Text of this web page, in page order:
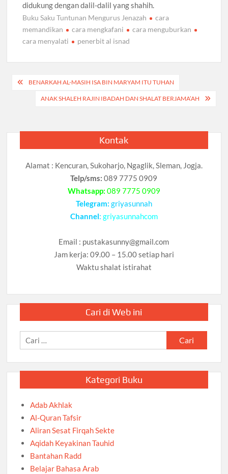
didukung dengan dalil-dalil yang shahih.
Buku Saku Tuntunan Mengurus Jenazah
cara
memandikan
cara mengkafani
cara menguburkan
cara menyalati
penerbit al isnad
Navigasi
BENARKAH AL-MASIH ISA BIN MARYAM ITU TUHAN
ANAK SHALEH RAJIN IBADAH DAN SHALAT BERJAMA’AH
Kontak
Alamat : Kencuran, Sukoharjo, Ngaglik, Sleman, Jogja.
Telp/sms: 089 7775 0909
Whatsapp: 089 7775 0909
Telegram: griyasunnah
Channel: griyasunnahcom
Email : pustakasunny@gmail.com
Jam kerja: 09.00 – 15.00 setiap hari
Waktu shalat istirahat
Cari di Web ini
Cari
untuk:
Kategori Buku
Adab Akhlak
Al-Quran Tafsir
Aliran Sesat Firqah Sekte
Aqidah Keyakinan Tauhid
Bantahan Radd
Belajar Bahasa Arab